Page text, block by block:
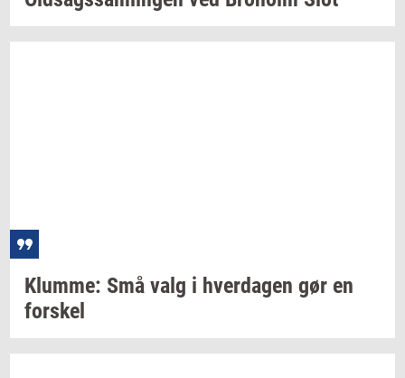
Klum­me: Små valg i hver­da­gen gør en
for­skel